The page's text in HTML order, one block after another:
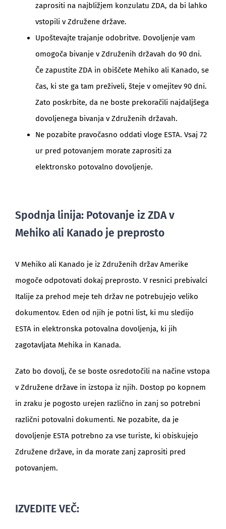
zaprositi na najbližjem konzulatu ZDA, da bi lahko
vstopili v Združene države.
Upoštevajte trajanje odobritve. Dovoljenje vam
omogoča bivanje v Združenih državah do 90 dni.
Če zapustite ZDA in obiščete Mehiko ali Kanado, se
čas, ki ste ga tam preživeli, šteje v omejitev 90 dni.
Zato poskrbite, da ne boste prekoračili najdaljšega
dovoljenega bivanja v Združenih državah.
Ne pozabite pravočasno oddati vloge ESTA. Vsaj 72
ur pred potovanjem morate zaprositi za
elektronsko potovalno dovoljenje.
Spodnja linija: Potovanje iz ZDA v
Mehiko ali Kanado je preprosto
V Mehiko ali Kanado je iz Združenih držav Amerike
mogoče odpotovati dokaj preprosto. V resnici prebivalci
Italije za prehod meje teh držav ne potrebujejo veliko
dokumentov. Eden od njih je potni list, ki mu sledijo
ESTA in elektronska potovalna dovoljenja, ki jih
zagotavljata Mehika in Kanada.
Zato bo dovolj, če se boste osredotočili na načine vstopa
v Združene države in izstopa iz njih. Dostop po kopnem
in zraku je pogosto urejen različno in zanj so potrebni
različni potovalni dokumenti. Ne pozabite, da je
dovoljenje ESTA potrebno za vse turiste, ki obiskujejo
Združene države, in da morate zanj zaprositi pred
potovanjem.
IZVEDITE VEČ: